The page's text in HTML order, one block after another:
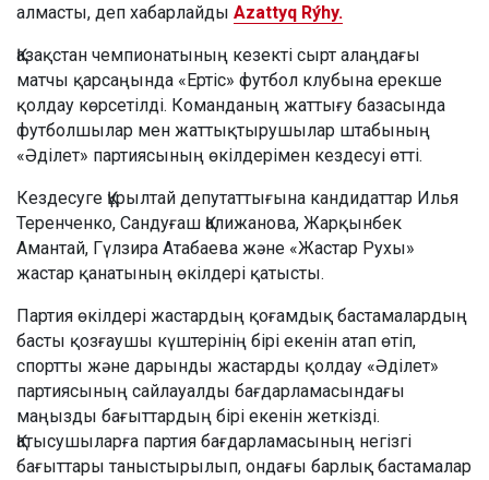
алмасты, деп хабарлайды Azattyq Rýhy.
Қазақстан чемпионатының кезекті сырт алаңдағы
матчы қарсаңында «Ертіс» футбол клубына ерекше
қолдау көрсетілді. Команданың жаттығу базасында
футболшылар мен жаттықтырушылар штабының
«Әділет» партиясының өкілдерімен кездесуі өтті.
Кездесуге Құрылтай депутаттығына кандидаттар Илья
Теренченко, Сандуғаш Қалижанова, Жарқынбек
Амантай, Гүлзира Атабаева және «Жастар Рухы»
жастар қанатының өкілдері қатысты.
Партия өкілдері жастардың қоғамдық бастамалардың
басты қозғаушы күштерінің бірі екенін атап өтіп,
спортты және дарынды жастарды қолдау «Әділет»
партиясының сайлауалды бағдарламасындағы
маңызды бағыттардың бірі екенін жеткізді.
Қатысушыларға партия бағдарламасының негізгі
бағыттары таныстырылып, ондағы барлық бастамалар